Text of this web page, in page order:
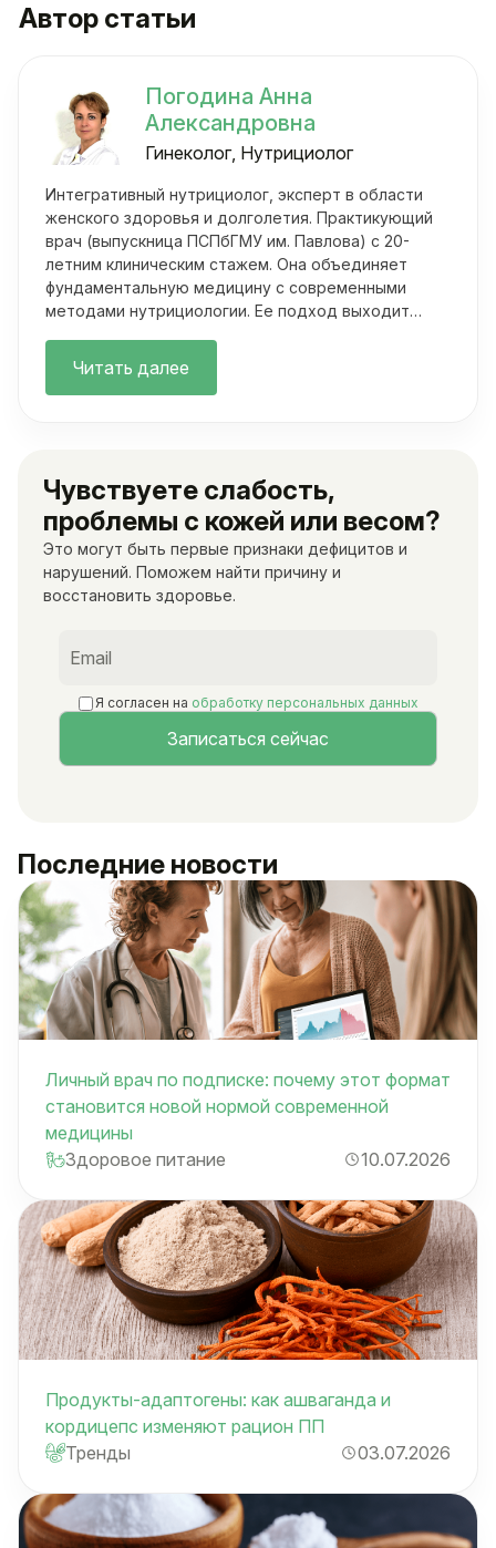
Автор статьи
Погодина Анна
Александровна
Гинеколог, Нутрициолог
Интегративный нутрициолог, эксперт в области
женского здоровья и долголетия. Практикующий
врач (выпускница ПСПбГМУ им. Павлова) с 20-
летним клиническим стажем. Она объединяет
фундаментальную медицину с современными
методами нутрициологии. Ее подход выходит
Читать далее
Чувствуете слабость,
проблемы с кожей или весом?
Это могут быть первые признаки дефицитов и
нарушений. Поможем найти причину и
восстановить здоровье.
Я согласен на обработку персональных данных
Последние новости
Личный врач по подписке: почему этот формат
становится новой нормой современной
медицины
Здоровое питание
10.07.2026
Продукты-адаптогены: как ашваганда и
кордицепс изменяют рацион ПП
Тренды
03.07.2026